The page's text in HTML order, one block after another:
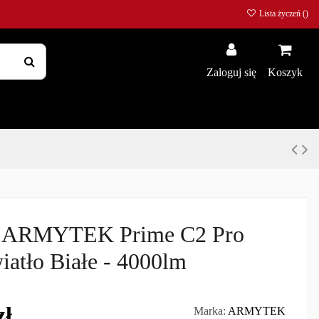
Lista życzeń ()
Zaloguj się Koszyk
Prime C2 Pro
Białe - 4000lm
Marka: ARMYTEK